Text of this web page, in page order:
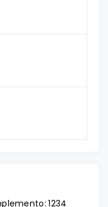
1234